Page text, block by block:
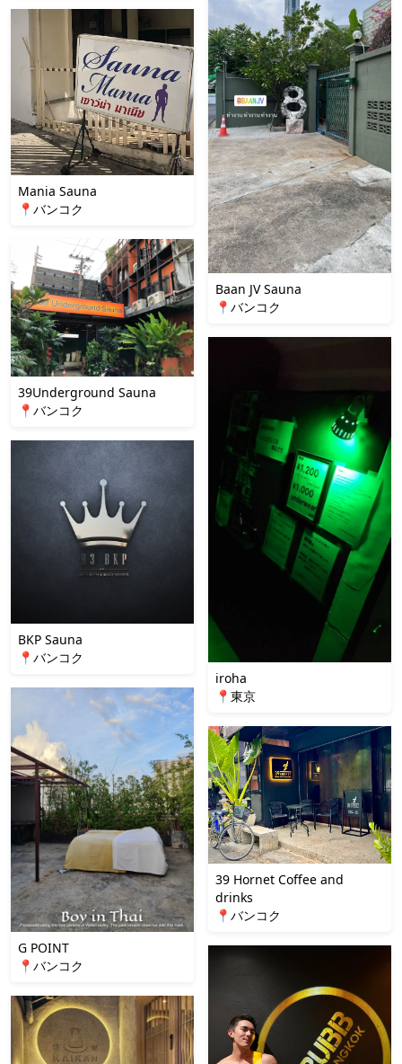
Mania Sauna
📍バンコク
39Underground Sauna
📍バンコク
BKP Sauna
📍バンコク
G POINT
📍バンコク
Baan JV Sauna
📍バンコク
iroha
📍東京
39 Hornet Coffee and
drinks
📍バンコク